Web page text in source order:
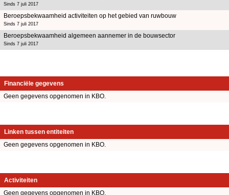
Sinds 7 juli 2017
Beroepsbekwaamheid activiteiten op het gebied van ruwbouw
Sinds 7 juli 2017
Beroepsbekwaamheid algemeen aannemer in de bouwsector
Sinds 7 juli 2017
Financiële gegevens
Geen gegevens opgenomen in KBO.
Linken tussen entiteiten
Geen gegevens opgenomen in KBO.
Activiteiten
Geen gegevens opgenomen in KBO.